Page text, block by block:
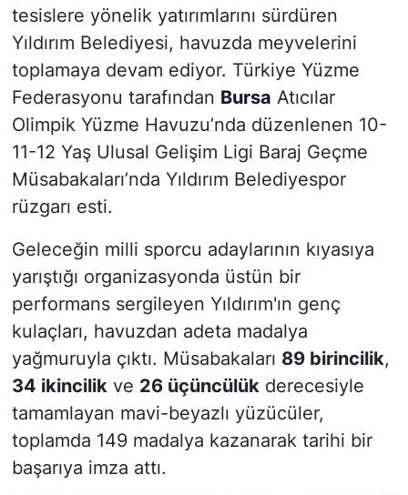
tesislere yönelik yatırımlarını sürdüren
Yıldırım Belediyesi, havuzda meyvelerini
toplamaya devam ediyor. Türkiye Yüzme
Federasyonu tarafından Bursa Atıcılar
Olimpik Yüzme Havuzu’nda düzenlenen 10-
11-12 Yaş Ulusal Gelişim Ligi Baraj Geçme
Müsabakaları’nda Yıldırım Belediyespor
rüzgarı esti.
Geleceğin milli sporcu adaylarının kıyasıya
yarıştığı organizasyonda üstün bir
performans sergileyen Yıldırım'ın genç
kulaçları, havuzdan adeta madalya
yağmuruyla çıktı. Müsabakaları 89 birincilik,
34 ikincilik ve 26 üçüncülük derecesiyle
tamamlayan mavi-beyazlı yüzücüler,
toplamda 149 madalya kazanarak tarihi bir
başarıya imza attı.